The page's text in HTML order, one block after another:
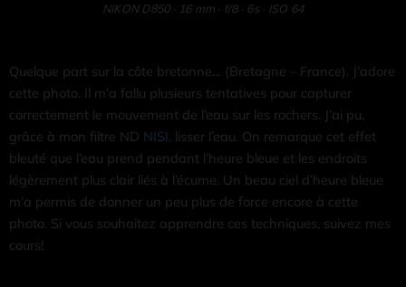
NIKON D850 · 16 mm · f/8 · 6s · ISO 64
Quelque part sur la côte bretonne… (Bretagne – France). J’adore
cette photo. Il m’a fallu plusieurs tentatives pour capturer
correctement le mouvement de l’eau sur les rochers. J’ai pu,
grâce à mon filtre ND NISI, lisser l’eau. On remarque cet effet
bleuté que l’eau prend pendant l’heure bleue et les endroits
légèrement plus clair liés à l’écume. Un beau ciel d’heure bleue
m’a permis de donner un peu plus de force encore à cette
photo. Si vous souhaitez apprendre ces techniques, suivez mes
cours!